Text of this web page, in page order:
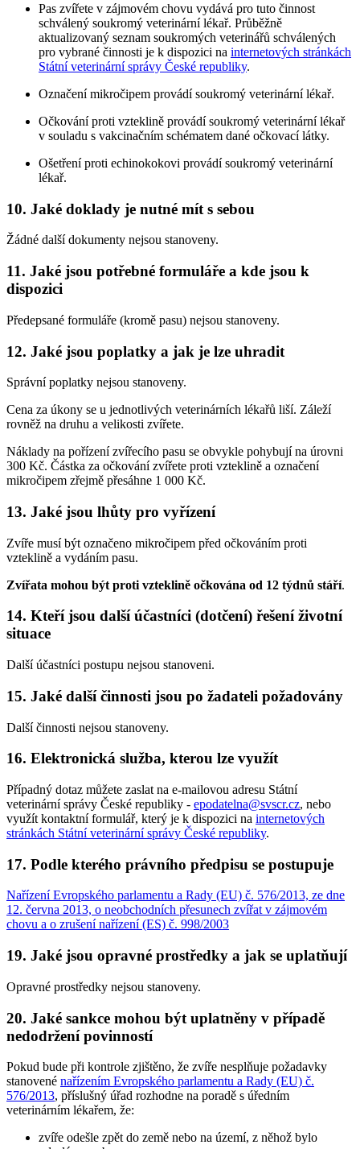
Pas zvířete v zájmovém chovu vydává pro tuto činnost
schválený soukromý veterinární lékař. Průběžně
aktualizovaný seznam soukromých veterinářů schválených
pro vybrané činnosti je k dispozici na internetových stránkách
Státní veterinární správy České republiky.
Označení mikročipem provádí soukromý veterinární lékař.
Očkování proti vzteklině provádí soukromý veterinární lékař
v souladu s vakcinačním schématem dané očkovací látky.
Ošetření proti echinokokovi provádí soukromý veterinární
lékař.
10. Jaké doklady je nutné mít s sebou
Žádné další dokumenty nejsou stanoveny.
11. Jaké jsou potřebné formuláře a kde jsou k
dispozici
Předepsané formuláře (kromě pasu) nejsou stanoveny.
12. Jaké jsou poplatky a jak je lze uhradit
Správní poplatky nejsou stanoveny.
Cena za úkony se u jednotlivých veterinárních lékařů liší. Záleží
rovněž na druhu a velikosti zvířete.
Náklady na pořízení zvířecího pasu se obvykle pohybují na úrovni
300 Kč. Částka za očkování zvířete proti vzteklině a označení
mikročipem zřejmě přesáhne 1 000 Kč.
13. Jaké jsou lhůty pro vyřízení
Zvíře musí být označeno mikročipem před očkováním proti
vzteklině a vydáním pasu.
Zvířata mohou být proti vzteklině očkována od 12 týdnů stáří.
14. Kteří jsou další účastníci (dotčení) řešení životní
situace
Další účastníci postupu nejsou stanoveni.
15. Jaké další činnosti jsou po žadateli požadovány
Další činnosti nejsou stanoveny.
16. Elektronická služba, kterou lze využít
Případný dotaz můžete zaslat na e-mailovou adresu Státní
veterinární správy České republiky - epodatelna@svscr.cz, nebo
využít kontaktní formulář, který je k dispozici na internetových
stránkách Státní veterinární správy České republiky.
17. Podle kterého právního předpisu se postupuje
Nařízení Evropského parlamentu a Rady (EU) č. 576/2013, ze dne
12. června 2013, o neobchodních přesunech zvířat v zájmovém
chovu a o zrušení nařízení (ES) č. 998/2003
19. Jaké jsou opravné prostředky a jak se uplatňují
Opravné prostředky nejsou stanoveny.
20. Jaké sankce mohou být uplatněny v případě
nedodržení povinností
Pokud bude při kontrole zjištěno, že zvíře nesplňuje požadavky
stanovené nařízením Evropského parlamentu a Rady (EU) č.
576/2013, příslušný úřad rozhodne na poradě s úředním
veterinárním lékařem, že:
zvíře odešle zpět do země nebo na území, z něhož bylo